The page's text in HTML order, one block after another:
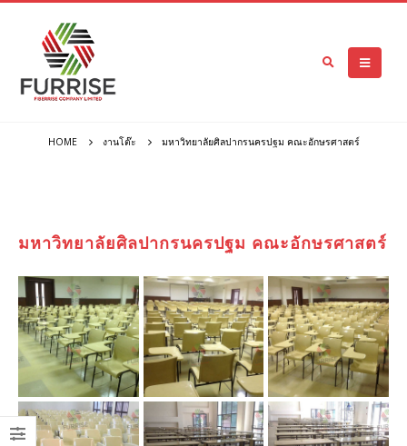
HOME งานโต๊ะ มหาวิทยาลัยศิลปากรนครปฐม คณะอักษรศาสตร์
มหาวิทยาลัยศิลปากรนครปฐม คณะอักษรศาสตร์